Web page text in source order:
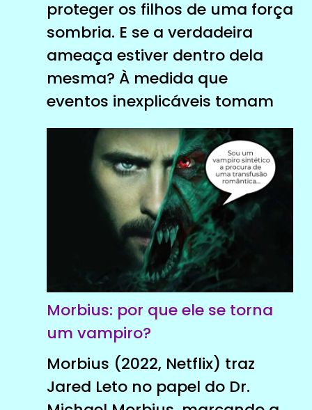
proteger os filhos de uma força
sombria. E se a verdadeira
ameaça estiver dentro dela
mesma? À medida que
eventos inexplicáveis ​​tomam
Morbius: por que ele se torna
um vampiro?
Morbius (2022, Netflix) traz
Jared Leto no papel do Dr.